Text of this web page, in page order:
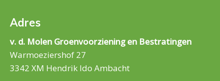
Adres
v. d. Molen Groenvoorziening en Bestratingen
Warmoeziershof 27
3342 XM Hendrik Ido Ambacht